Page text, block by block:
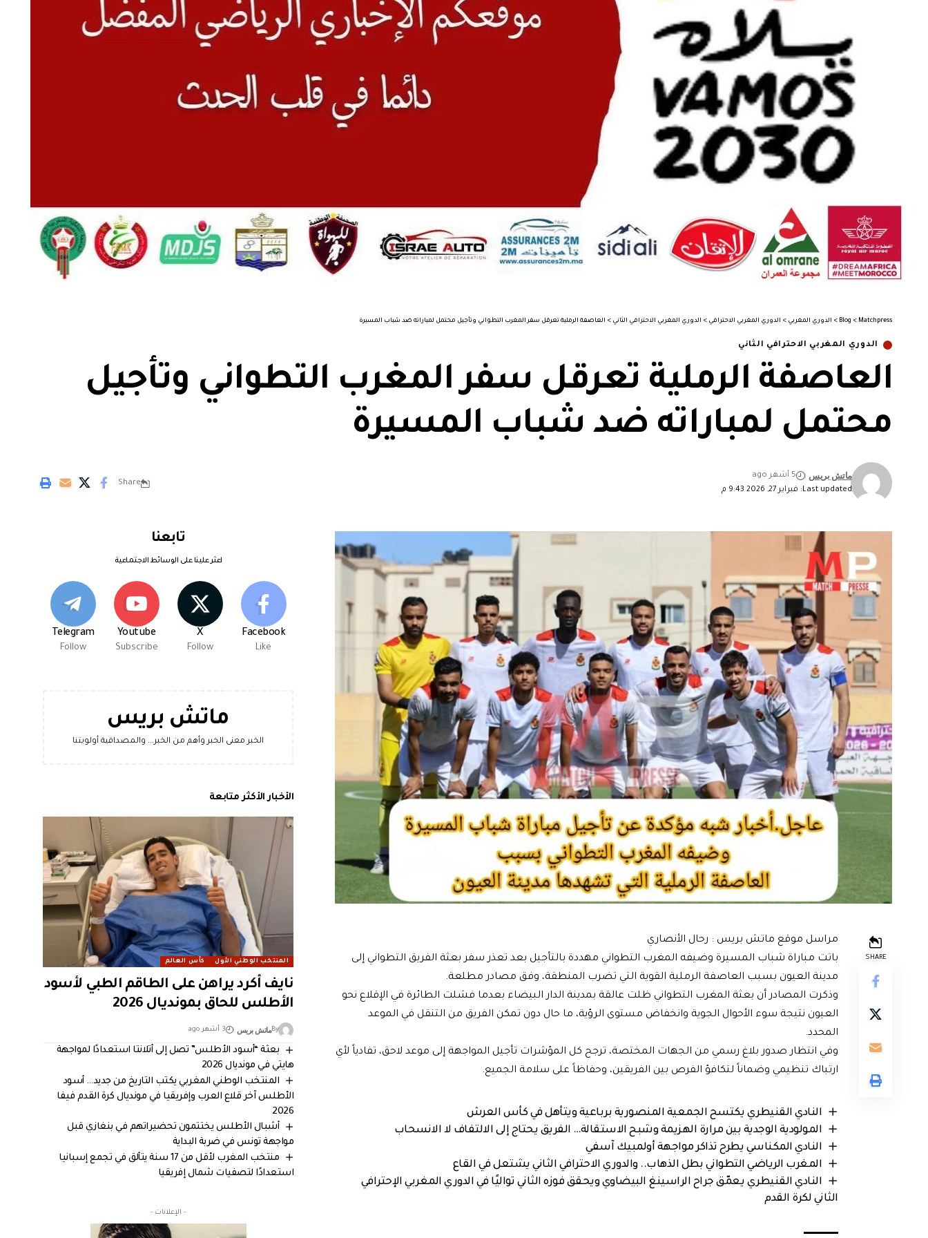
Matchpress
>
Blog
> الدوري المغربي > الدوري المغربي الاحترافي > الدوري المغربي الاحترافي الثاني > العاصفة الرملية تعرقل سفر المغرب التطواني وتأجيل محتمل لمباراته ضد شباب المسيرة
الدوري المغربي الاحترافي الثاني
العاصفة الرملية تعرقل سفر المغرب التطواني وتأجيل
محتمل لمباراته ضد شباب المسيرة
Last updated: فبراير 27, 2026 9:43 م
ماتش بريس
5 أشهر ago
Share
SHARE
مراسل موقع ماتش بريس : رحال الأنصاري
باتت مباراة شباب المسيرة وضيفه المغرب التطواني مهددة بالتأجيل بعد تعذر سفر بعثة الفريق التطواني إلى
مدينة العيون بسبب العاصفة الرملية القوية التي تضرب المنطقة، وفق مصادر مطلعة.
وذكرت المصادر أن بعثة المغرب التطواني ظلت عالقة بمدينة الدار البيضاء بعدما فشلت الطائرة في الإقلاع نحو
العيون نتيجة سوء الأحوال الجوية وانخفاض مستوى الرؤية، ما حال دون تمكن الفريق من التنقل في الموعد
المحدد.
وفي انتظار صدور بلاغ رسمي من الجهات المختصة، ترجح كل المؤشرات تأجيل المواجهة إلى موعد لاحق، تفادياً لأي
ارتباك تنظيمي وضماناً لتكافؤ الفرص بين الفريقين، وحفاظاً على سلامة الجميع.
النادي القنيطري يكتسح الجمعية المنصورية برباعية ويتأهل في كأس العرش
المولودية الوجدية بين مرارة الهزيمة وشبح الاستقالة… الفريق يحتاج إلى الالتفاف لا الانسحاب
النادي المكناسي يطرح تذاكر مواجهة أولمبيك آسفي
المغرب الرياضي التطواني بطل الذهاب.. والدوري الاحترافي الثاني يشتعل في القاع
النادي القنيطري يعمّق جراح الراسينغ البيضاوي ويحقق فوزه الثاني تواليًا في الدوري المغربي الإحترافي
الثاني لكرة القدم
تابعنا
اعثر علينا على الوسائط الاجتماعية
Facebook
Like
X
Follow
Youtube
Subscribe
Telegram
Follow
ماتش بريس
الخبر معنى الخبر وأهم من الخبر... والمصداقية أولويتنا
الأخبار الأكثر متابعة
المنتخب الوطني الأول كأس العالم
نايف أكرد يراهن على الطاقم الطبي لأسود
الأطلس للحاق بمونديال 2026
Byماتش بريس 3 أشهر ago
بعثة “أسود الأطلس” تصل إلى أتلانتا استعدادًا لمواجهة
هايتي في مونديال 2026
المنتخب الوطني المغربي يكتب التاريخ من جديد… أسود
الأطلس آخر قلاع العرب وإفريقيا في مونديال كرة القدم فيفا
2026
أشبال الأطلس يختتمون تحضيراتهم في بنغازي قبل
مواجهة تونس في ضربة البداية
منتخب المغرب لأقل من 17 سنة يتألق في تجمع إسبانيا
استعدادًا لتصفيات شمال إفريقيا
- الإعلانات -